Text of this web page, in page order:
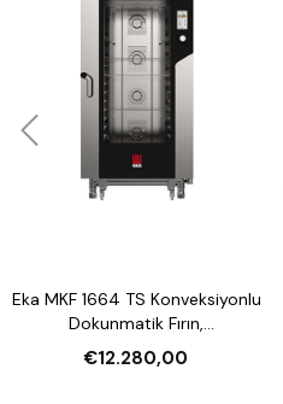
Eka MKF 1664 TS Konveksiyonlu
Dokunmatik Fırın,
Nemlendirmeli 16 Tepsi
Kapasiteli Elektrikli
€12.280,00